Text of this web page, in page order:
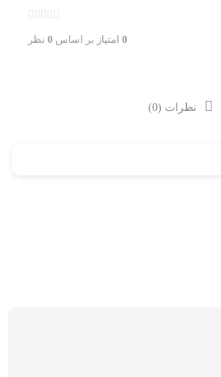
نظرات (0)
0 امتیاز بر اساس 0 نظر